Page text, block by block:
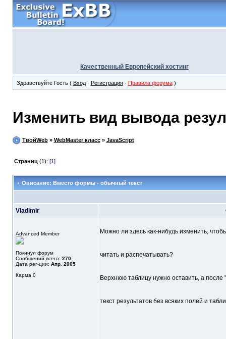
Качественный Европейский хостинг
Здравствуйте Гость ( Вход· Регистрация· Правила форума)
Изменить вид вывода
ТвойWeb» WebMaster класс» JavaScript
Страниц (1): [1]
Описание: Вместо формы - обычный текст
Vladimir
Advanced Member
Покинул форум
Сообщений всего: 270
Дата рег-ции: Апр. 2005
Карма 0
Можно ли здесь как-нибудь изменить,
читать и распечатывать?
Верхнюю таблицу нужно оставить, а
текст результатов без всяких полей и